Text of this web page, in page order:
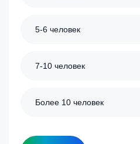
5-6 человек
7-10 человек
Более 10 человек